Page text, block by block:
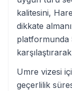
kalitesini,
dikkate
platformunda
Umre vizesi
geçerlilik